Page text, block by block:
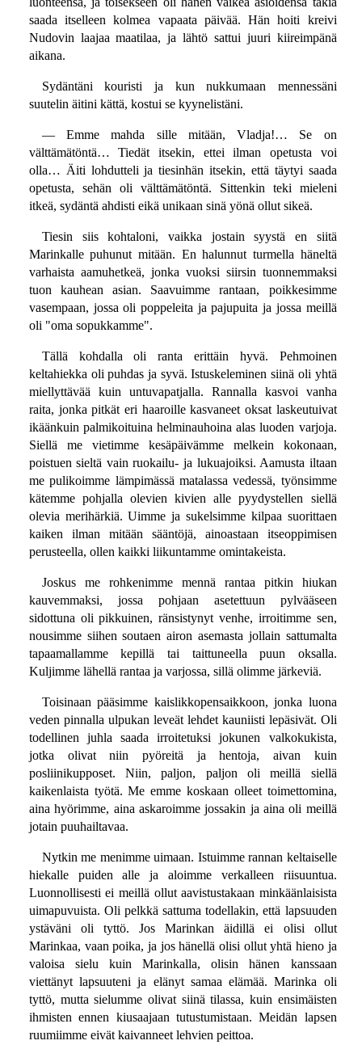
saada itselleen kolmea vapaata päivää. Hän hoiti kreivi
Nudovin laajaa maatilaa, ja lähtö sattui juuri kiireimpänä
aikana.
Sydäntäni kouristi ja kun nukkumaan mennessäni
suutelin äitini kättä, kostui se kyynelistäni.
— Emme mahda sille mitään, Vladja!… Se on
välttämätöntä… Tiedät itsekin, ettei ilman opetusta voi
olla… Äiti lohdutteli ja tiesinhän itsekin, että täytyi saada
opetusta, sehän oli välttämätöntä. Sittenkin teki mieleni
itkeä, sydäntä ahdisti eikä unikaan sinä yönä ollut sikeä.
Tiesin siis kohtaloni, vaikka jostain syystä en siitä
Marinkalle puhunut mitään. En halunnut turmella häneltä
varhaista aamuhetkeä, jonka vuoksi siirsin tuonnemmaksi
tuon kauhean asian. Saavuimme rantaan, poikkesimme
vasempaan, jossa oli poppeleita ja pajupuita ja jossa meillä
oli "oma sopukkamme".
Tällä kohdalla oli ranta erittäin hyvä. Pehmoinen
keltahiekka oli puhdas ja syvä. Istuskeleminen siinä oli yhtä
miellyttävää kuin untuvapatjalla. Rannalla kasvoi vanha
raita, jonka pitkät eri haaroille kasvaneet oksat laskeutuivat
ikäänkuin palmikoituina helminauhoina alas luoden varjoja.
Siellä me vietimme kesäpäivämme melkein kokonaan,
poistuen sieltä vain ruokailu- ja lukuajoiksi. Aamusta iltaan
me pulikoimme lämpimässä matalassa vedessä, työnsimme
kätemme pohjalla olevien kivien alle pyydystellen siellä
olevia merihärkiä. Uimme ja sukelsimme kilpaa suorittaen
kaiken ilman mitään sääntöjä, ainoastaan itseoppimisen
perusteella, ollen kaikki liikuntamme omintakeista.
Joskus me rohkenimme mennä rantaa pitkin hiukan
kauvemmaksi, jossa pohjaan asetettuun pylvääseen
sidottuna oli pikkuinen, ränsistynyt venhe, irroitimme sen,
nousimme siihen soutaen airon asemasta jollain sattumalta
tapaamallamme kepillä tai taittuneella puun oksalla.
Kuljimme lähellä rantaa ja varjossa, sillä olimme järkeviä.
Toisinaan pääsimme kaislikkopensaikkoon, jonka luona
veden pinnalla ulpukan leveät lehdet kauniisti lepäsivät. Oli
todellinen juhla saada irroitetuksi jokunen valkokukista,
jotka olivat niin pyöreitä ja hentoja, aivan kuin
posliinikupposet. Niin, paljon, paljon oli meillä siellä
kaikenlaista työtä. Me emme koskaan olleet toimettomina,
aina hyörimme, aina askaroimme jossakin ja aina oli meillä
jotain puuhailtavaa.
Nytkin me menimme uimaan. Istuimme rannan keltaiselle
hiekalle puiden alle ja aloimme verkalleen riisuuntua.
Luonnollisesti ei meillä ollut aavistustakaan minkäänlaisista
uimapuvuista. Oli pelkkä sattuma todellakin, että lapsuuden
ystäväni oli tyttö. Jos Marinkan äidillä ei olisi ollut
Marinkaa, vaan poika, ja jos hänellä olisi ollut yhtä hieno ja
valoisa sielu kuin Marinkalla, olisin hänen kanssaan
viettänyt lapsuuteni ja elänyt samaa elämää. Marinka oli
tyttö, mutta sielumme olivat siinä tilassa, kuin ensimäisten
ihmisten ennen kiusaajaan tutustumistaan. Meidän lapsen
ruumiimme eivät kaivanneet lehvien peittoa.